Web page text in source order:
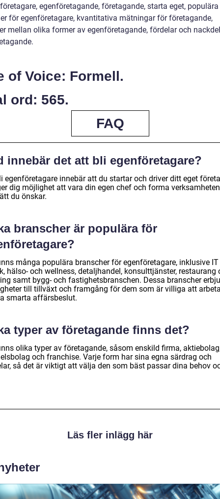
egenföretagande, företagande, starta eget, populära
för egenföretagare, kvantitativa mätningar för företagande,
mellan olika former av egenföretagande, fördelar och
of Voice: Formell.
ord: 565.
FAQ
innebär det att bli egenföretagare?
egenföretagare innebär att du startar och driver ditt eget
dig möjlighet att vara din egen chef och forma
du önskar.
branscher är populära för
många populära branscher för egenföretagare, inklusive
hälso- och wellness, detaljhandel, konsulttjänster, restaurang
samt bygg- och fastighetsbranschen. Dessa branscher
till tillväxt och framgång för dem som är villiga att
smarta affärsbeslut.
typer av företagande finns det?
olika typer av företagande, såsom enskild firma,
och franchise. Varje form har sina egna särdrag och
så det är viktigt att välja den som bäst passar dina behov
Läs fler inlägg här